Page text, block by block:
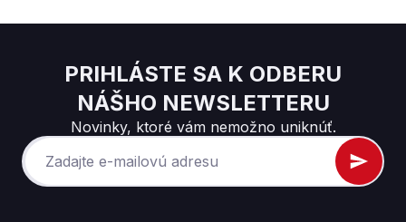
PRIHLÁSTE SA K ODBERU
NÁŠHO NEWSLETTERU
Novinky, ktoré vám nemožno uniknúť.